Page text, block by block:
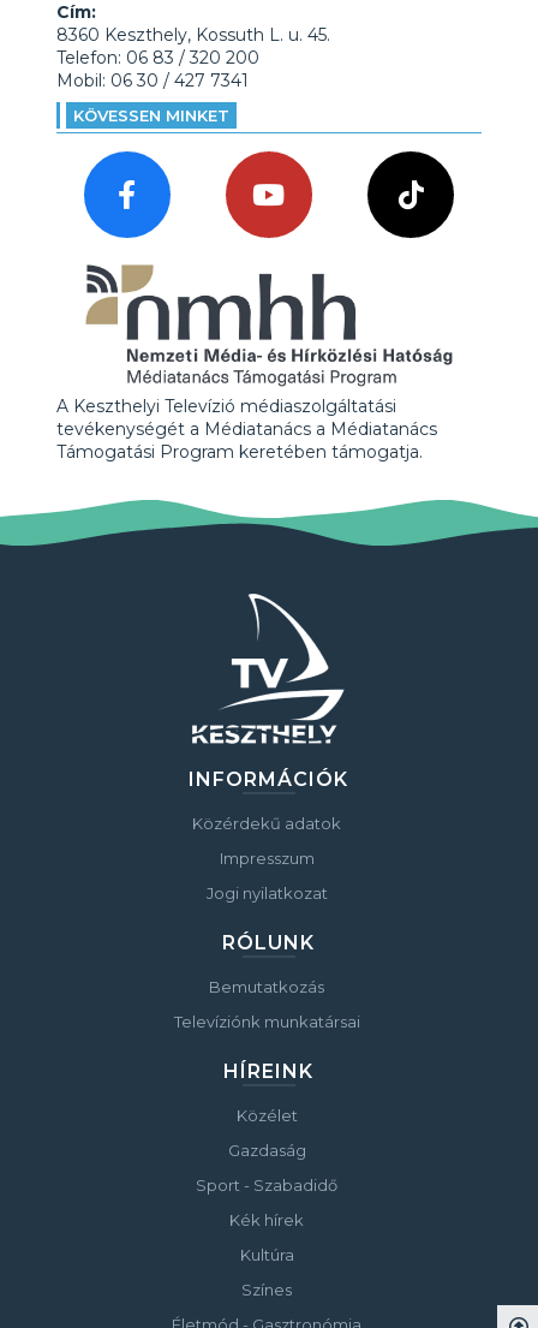
Cím:
8360 Keszthely, Kossuth L. u. 45.
Telefon: 06 83 / 320 200
Mobil: 06 30 / 427 7341
KÖVESSEN MINKET
A Keszthelyi Televízió médiaszolgáltatási
tevékenységét a Médiatanács a Médiatanács
Támogatási Program keretében támogatja.
INFORMÁCIÓK
Közérdekű adatok
Impresszum
Jogi nyilatkozat
RÓLUNK
Bemutatkozás
Televíziónk munkatársai
HÍREINK
Közélet
Gazdaság
Sport - Szabadidő
Kék hírek
Kultúra
Színes